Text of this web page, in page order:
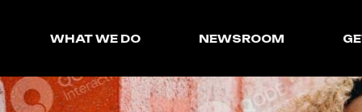
WHAT WE DO NEWSROOM